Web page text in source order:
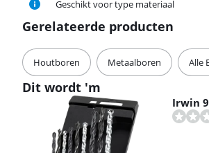
Geschikt voor type materiaal
Gerelateerde producten
Houtboren Metaalboren Alle
Dit wordt 'm
Irwin